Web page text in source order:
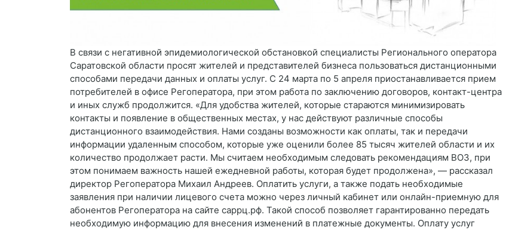
В связи с негативной эпидемиологической обстановкой специалисты Регионального оператора
Саратовской области просят жителей и представителей бизнеса пользоваться дистанционными
способами передачи данных и оплаты услуг. С 24 марта по 5 апреля приостанавливается прием
потребителей в офисе Регоператора, при этом работа по заключению договоров, контакт-центра
и иных служб продолжится. «Для удобства жителей, которые стараются минимизировать
контакты и появление в общественных местах, у нас действуют различные способы
дистанционного взаимодействия. Нами созданы возможности как оплаты, так и передачи
информации удаленным способом, которые уже оценили более 85 тысяч жителей области и их
количество продолжает расти. Мы считаем необходимым следовать рекомендациям ВОЗ, при
этом понимаем важность нашей ежедневной работы, которая будет продолжена», — рассказал
директор Регоператора Михаил Андреев. Оплатить услуги, а также подать необходимые
заявления при наличии лицевого счета можно через личный кабинет или онлайн-приемную для
абонентов Регоператора на сайте саррц.рф. Такой способ позволяет гарантированно передать
необходимую информацию для внесения изменений в платежные документы. Оплату услуг